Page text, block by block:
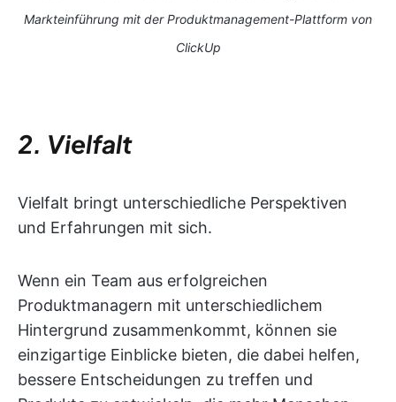
Markteinführung mit der Produktmanagement-Plattform von
ClickUp
2. Vielfalt
Vielfalt bringt unterschiedliche Perspektiven
und Erfahrungen mit sich.
Wenn ein Team aus erfolgreichen
Produktmanagern mit unterschiedlichem
Hintergrund zusammenkommt, können sie
einzigartige Einblicke bieten, die dabei helfen,
bessere Entscheidungen zu treffen und